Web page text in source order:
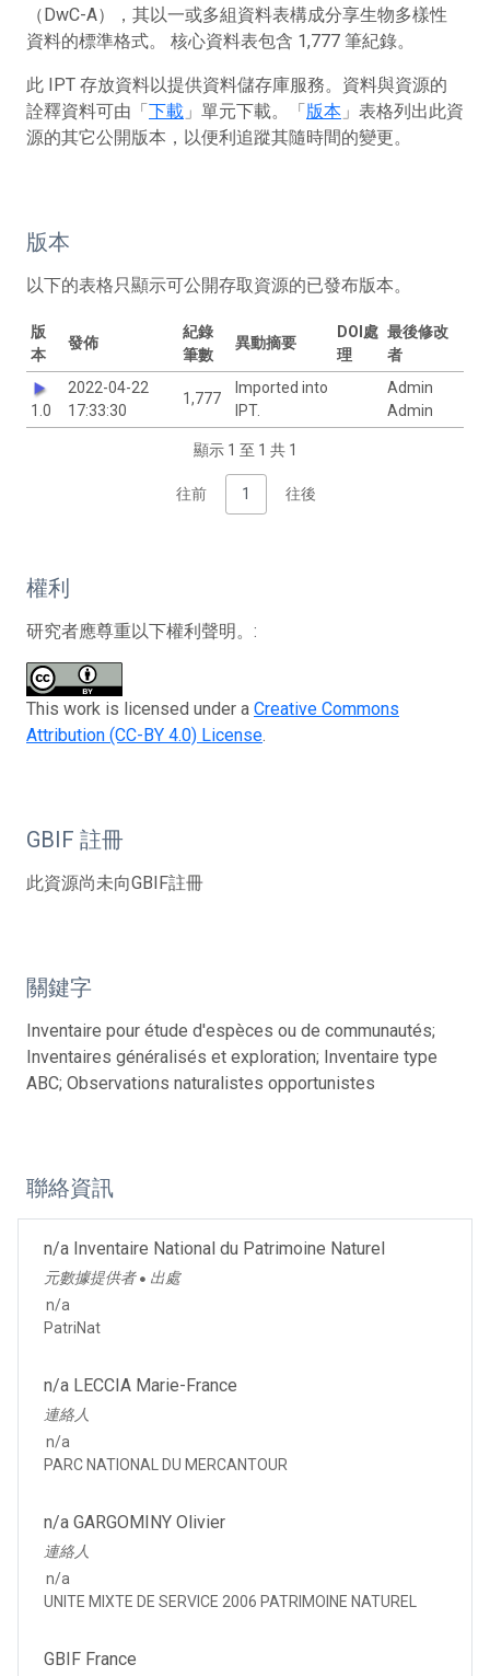
（DwC-A），其以一或多組資料表構成分享生物多樣性
資料的標準格式。 核心資料表包含 1,777 筆紀錄。
此 IPT 存放資料以提供資料儲存庫服務。資料與資源的
詮釋資料可由「下載 」單元下載。「版本 」表格列出此資
源的其它公開版本，以便利追蹤其隨時間的變更。
版本
以下的表格只顯示可公開存取資源的已發布版本。
版
本
發佈
紀錄
筆數
異動摘要
DOI處
理
最後修改
者
1.0
2022-04-22
17:33:30
1,777
Imported into
IPT.
Admin
Admin
顯示 1 至 1 共 1
往前 1 往後
權利
研究者應尊重以下權利聲明。:
This work is licensed under a Creative Commons
Attribution (CC-BY 4.0) License.
GBIF 註冊
此資源尚未向GBIF註冊
關鍵字
Inventaire pour étude d'espèces ou de communautés;
Inventaires généralisés et exploration; Inventaire type
ABC; Observations naturalistes opportunistes
聯絡資訊
n/a Inventaire National du Patrimoine Naturel
元數據提供者 ● 出處
n/a
PatriNat
n/a LECCIA Marie-France
連絡人
n/a
PARC NATIONAL DU MERCANTOUR
n/a GARGOMINY Olivier
連絡人
n/a
UNITE MIXTE DE SERVICE 2006 PATRIMOINE NATUREL
GBIF France